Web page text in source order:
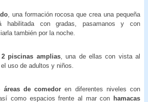
, una formación rocosa que crea una pequeña
habilitada con gradas, pasamanos y con
también por la noche.
2 piscinas amplias, una de ellas con vista al
uso de adultos y niños.
áreas de comedor en diferentes niveles con
como espacios frente al mar con hamacas